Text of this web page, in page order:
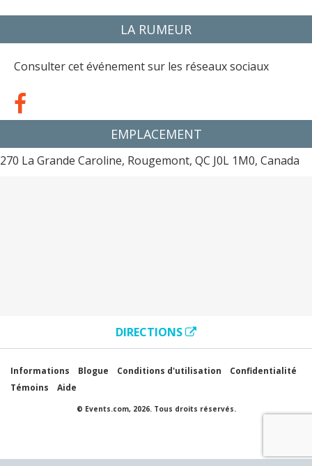
LA RUMEUR
Consulter cet événement sur les réseaux sociaux
EMPLACEMENT
270 La Grande Caroline, Rougemont, QC J0L 1M0, Canada
DIRECTIONS
Informations Blogue Conditions d'utilisation
Confidentialité
Témoins
Aide
© Events.com, 2026. Tous droits réservés.